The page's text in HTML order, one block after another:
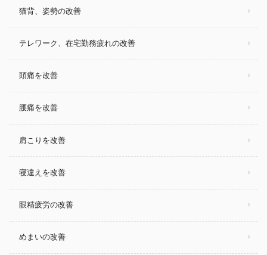
猫背、姿勢の改善
テレワーク、在宅勤務疲れの改善
頭痛を改善
腰痛を改善
肩こりを改善
寝違えを改善
眼精疲労の改善
めまいの改善